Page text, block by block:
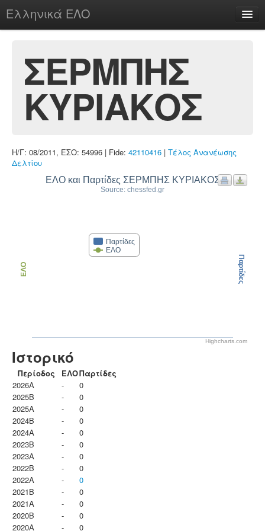
Ελληνικά ΕΛΟ
chesstu.be @ discord
Login
ΣΕΡΜΠΗΣ
ΚΥΡΙΑΚΟΣ
Η/Γ: 08/2011, ΕΣΟ: 54996 | Fide: 42110416 | Τέλος Ανανέωσης
Δελτίου
ΕΛΟ και Παρτίδες ΣΕΡΜΠΗΣ ΚΥΡΙΑΚΟΣ
Source: chessfed.gr
Παρτίδες
ΕΛΟ
ΕΛΟ Παρτίδες
Highcharts.com
Ιστορικό
Περίοδος ΕΛΟΠαρτίδες
2026A
-
0
2025B
-
0
2025A
-
0
2024B
-
0
2024A
-
0
2023B
-
0
2023Α
-
0
2022B
-
0
2022A
-
0
2021B
-
0
2021A
-
0
2020B
-
0
2020A
- 0